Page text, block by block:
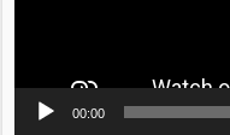
00:00